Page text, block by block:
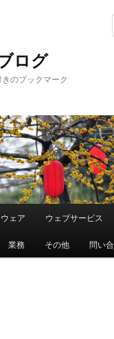
ログ
のブックマーク
ェア ウェブサービス
業務 その他 問い